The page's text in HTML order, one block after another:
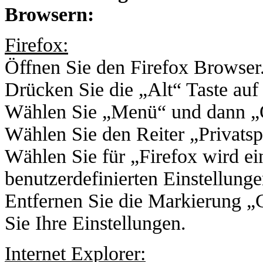
Browsern:
Firefox:
Öffnen Sie den Firefox
Drücken Sie die „Alt“ Taste
Wählen Sie „Menü“ und dann
Wählen Sie den Reiter
Wählen Sie für „Firefox wird
benutzerdefinierten
Entfernen Sie die Markierung
Sie Ihre Einstellungen.
Internet Explorer: